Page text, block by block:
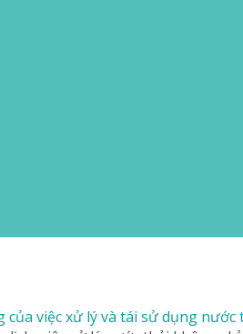
của việc xử lý và tái sử dụng